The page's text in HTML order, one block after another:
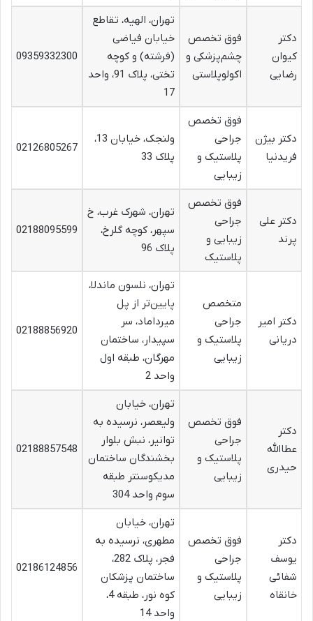
دکتر
کیوان
رضایی
فوق تخصص
چشم‌پزشکی و
اکولوپلاستی
تهران، الهیه، تقاطع
خیابان فیاضی
(فرشته) و کوچه
تختی، پلاک 91، واحد
17
09359332300
دکتر بیژن
فریدنیا
فوق تخصص
جراحی
پلاستیک و
زیبایی
ولنجک، خیابان 13،
پلاک 33
02126805267
دکتر علی
پرند
فوق تخصص
جراحی
زیبایی و
پلاستیک
تهران، شهرک غرب، خ
سپهر، کوچه گلرخ،
پلاک 96
02188095599
دکتر امیر
دریانی
متخصص
جراحی
پلاستیک و
زیبایی
تهران، نلسون ماندلا،
پایین‌تر از پل
میرداماد، سر
سپیدار، ساختمان
مهرگان، طبقه اول
واحد 2
02188856920
دکتر
عطاالله
حیدری
فوق تخصص
جراحی
پلاستیک و
زیبایی
تهران، خیابان
ولیعصر، نرسیده به
توانیر، نبش بلوار
بخشندگان ساختمان
مدیکوسنتر طبقه
سوم واحد 304
02188857548
دکتر
یوسف
شفائی
خانقاه
فوق تخصص
جراحی
پلاستیک و
زیبایی
تهران، خیابان
مطهری، نرسیده به
فجر، پلاک 282،
ساختمان پزشکان
کوه نور، طبقه 4،
واحد 14
02186124856